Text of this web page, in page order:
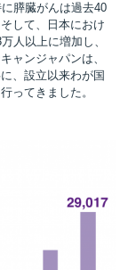
膵臓がんは過去40
して、日本におけ
人以上に増加し、
ャンジャパンは、
、設立以来わが国
ってきました。